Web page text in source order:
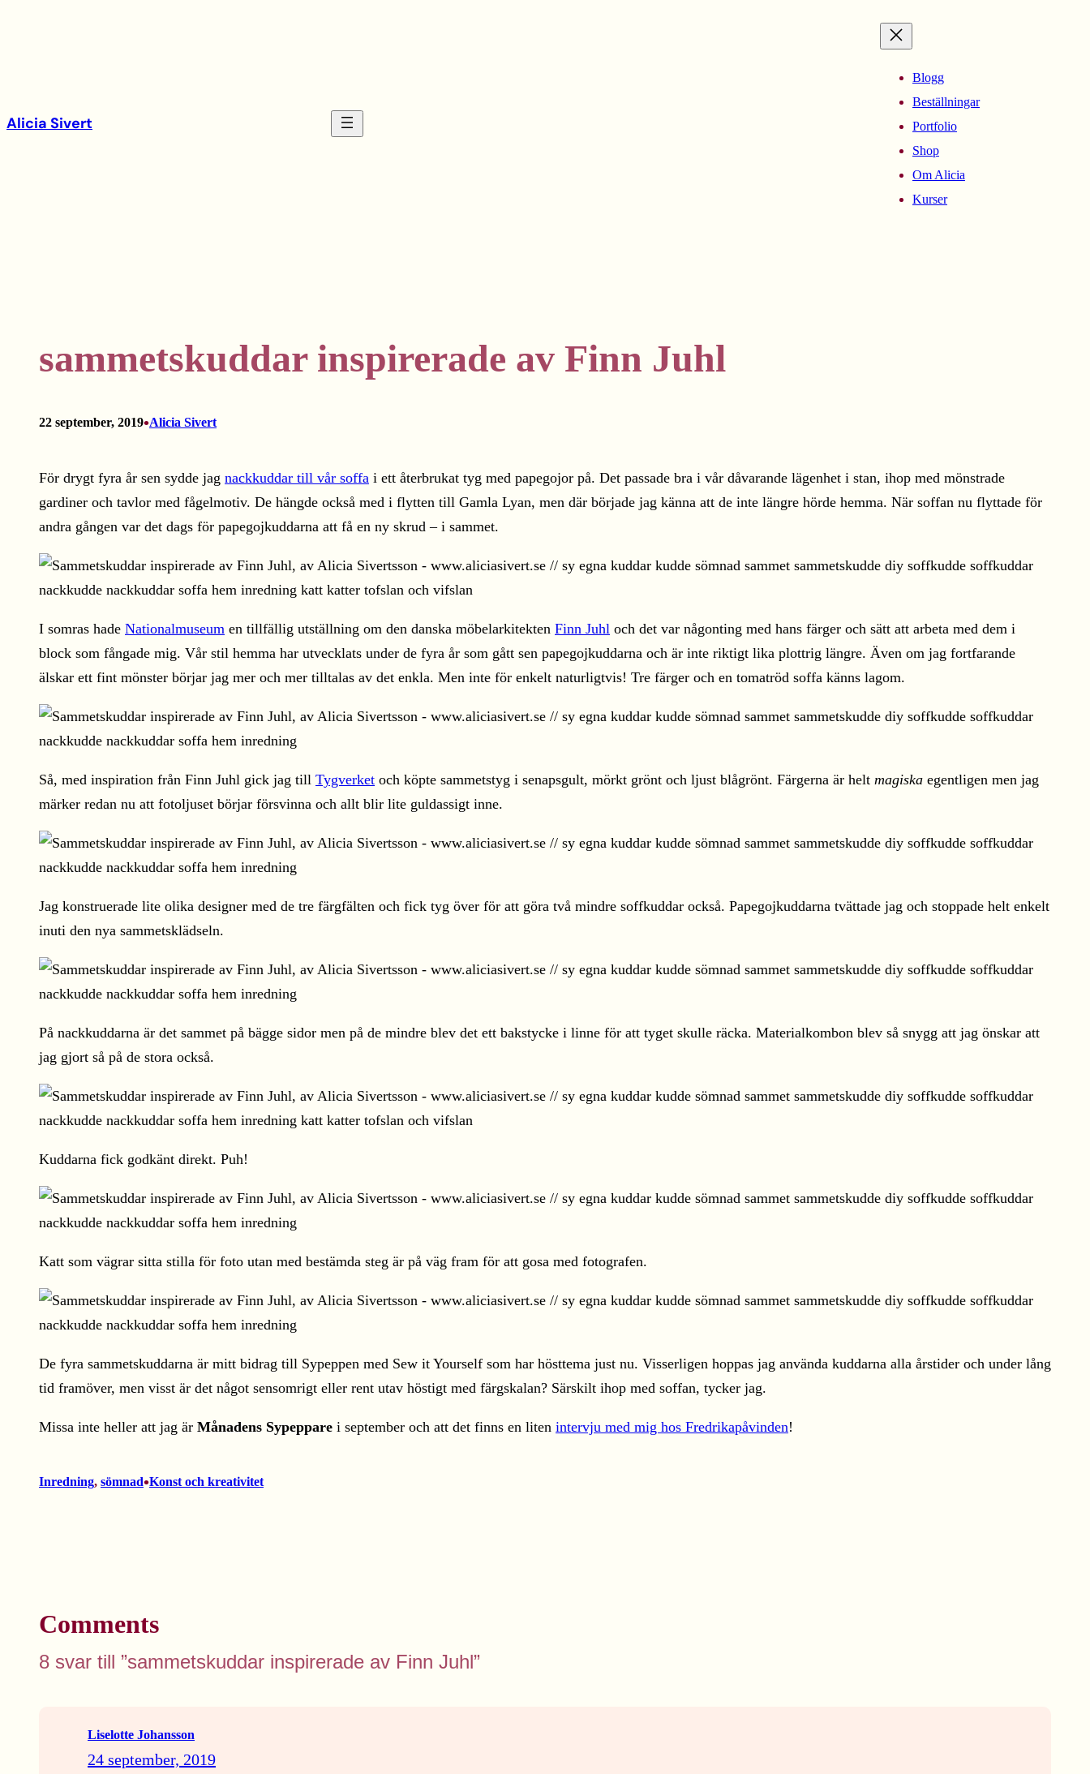
Alicia Sivert
Blogg
Beställningar
Portfolio
Shop
Om Alicia
Kurser
sammetskuddar inspirerade av Finn Juhl
22 september, 2019•Alicia Sivert
För drygt fyra år sen sydde jag nackkuddar till vår soffa i ett återbrukat tyg med papegojor på. Det passade bra i vår dåvarande lägenhet i stan, ihop med mönstrade
gardiner och tavlor med fågelmotiv. De hängde också med i flytten till Gamla Lyan, men där började jag känna att de inte längre hörde hemma. När soffan nu flyttade för
andra gången var det dags för papegojkuddarna att få en ny skrud – i sammet.
I somras hade Nationalmuseum en tillfällig utställning om den danska möbelarkitekten Finn Juhl och det var någonting med hans färger och sätt att arbeta med dem i
block som fångade mig. Vår stil hemma har utvecklats under de fyra år som gått sen papegojkuddarna och är inte riktigt lika plottrig längre. Även om jag fortfarande
älskar ett fint mönster börjar jag mer och mer tilltalas av det enkla. Men inte för enkelt naturligtvis! Tre färger och en tomatröd soffa känns lagom.
Så, med inspiration från Finn Juhl gick jag till Tygverket och köpte sammetstyg i senapsgult, mörkt grönt och ljust blågrönt. Färgerna är helt magiska egentligen men jag
märker redan nu att fotoljuset börjar försvinna och allt blir lite guldassigt inne.
Jag konstruerade lite olika designer med de tre färgfälten och fick tyg över för att göra två mindre soffkuddar också. Papegojkuddarna tvättade jag och stoppade helt enkelt
inuti den nya sammetsklädseln.
På nackkuddarna är det sammet på bägge sidor men på de mindre blev det ett bakstycke i linne för att tyget skulle räcka. Materialkombon blev så snygg att jag önskar att
jag gjort så på de stora också.
Kuddarna fick godkänt direkt. Puh!
Katt som vägrar sitta stilla för foto utan med bestämda steg är på väg fram för att gosa med fotografen.
De fyra sammetskuddarna är mitt bidrag till Sypeppen med Sew it Yourself som har hösttema just nu. Visserligen hoppas jag använda kuddarna alla årstider och under lång
tid framöver, men visst är det något sensomrigt eller rent utav höstigt med färgskalan? Särskilt ihop med soffan, tycker jag.
Missa inte heller att jag är Månadens Sypeppare i september och att det finns en liten intervju med mig hos Fredrikapåvinden!
Inredning, sömnad•Konst och kreativitet
Comments
8 svar till ”sammetskuddar inspirerade av Finn Juhl”
Liselotte Johansson
24 september, 2019